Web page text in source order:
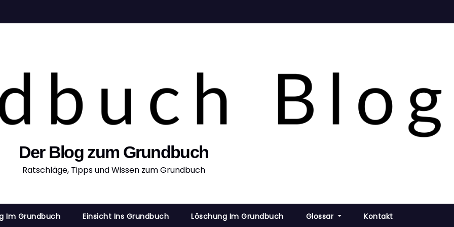
Der Blog zum Grundbuch
Ratschläge, Tipps und Wissen zum Grundbuch
Im Grundbuch Einsicht Ins Grundbuch Löschung Im Grundbuch Glossar Kontakt